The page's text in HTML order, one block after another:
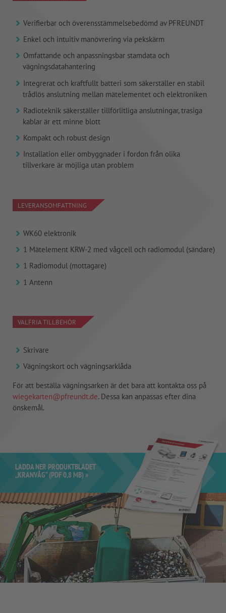
Verifierbar och överensstämmelsebedömd av PFREUNDT
Enkel och intuitiv manövrering via pekskärm
Omfattande och anpassningsbar stamdata och
vägningsdatahantering
Integrerat och kraftfullt batteri som säkerställer en stabil
trådlös anslutning mellan mätelementet och elektroniken
Radioteknik säkerställer tillförlitliga anslutningar, trasiga
kablar är ett minne blott
Kompakt och robust design
Installation eller ombyggnader i fordon från olika
tillverkare är möjliga utan problem
LEVERANSOMFATTNING
WK60 elektronik
1 Mätelement KRW-2 med vågcell och radiomodul (sändare)
1 Radiomodul (mottagare)
1 Antenn
VALFRIA TILLBEHÖR
Skrivare
Vägningskort och vägningsarklåda
För att beställa vägningsarken är det bara att kontakta oss på
wiegekarten@pfreundt.de. Dessa kan anpassas efter dina
önskemål.
LADDA NER PRODUKTBLADET
„KRANVÅG“ (PDF 0,8 MB) »